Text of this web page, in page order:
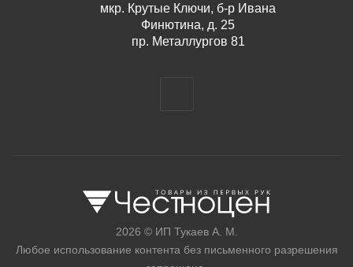
мкр. Крутые Ключи, б-р Ивана
Финютина, д. 25
пр. Металлургов 81
2026 © ИП Тукаев А. М.
Любое использование контента без письменного разрешения